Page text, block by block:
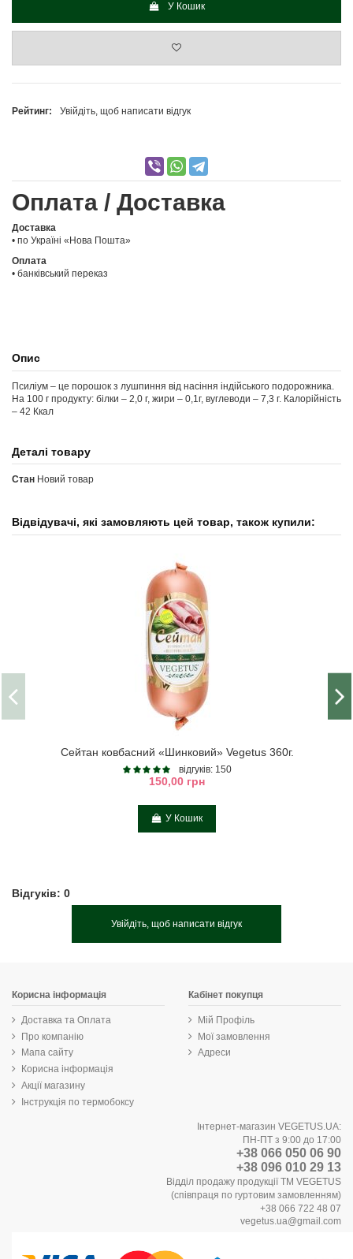
У Кошик
Рейтинг: Увійдіть, щоб написати відгук
Оплата / Доставка
Доставка
• по Україні «Нова Пошта»
Оплата
• банківський переказ
Опис
Псиліум – це порошок з лушпиння від насіння індійського подорожника.
На 100 г продукту: білки – 2,0 г, жири – 0,1г, вуглеводи – 7,3 г. Калорійність
– 42 Ккал
Деталі товару
Стан Новий товар
Відвідувачі, які замовляють цей товар, також купили:
Сейтан ковбасний «Шинковий» Vegetus 360г.
відгуків: 150
150,00 грн
У Кошик
Відгуків: 0
Увійдіть, щоб написати відгук
Корисна інформація
Доставка та Оплата
Про компанію
Мапа сайту
Корисна інформація
Акції магазину
Інструкція по термобоксу
Кабінет покупця
Мій Профіль
Мої замовлення
Адреси
Інтернет-магазин VEGETUS.UA:
ПН-ПТ з 9:00 до 17:00
+38 066 050 06 90
+38 096 010 29 13
Відділ продажу продукції ТМ VEGETUS
(співпраця по гуртовим замовленням)
+38 066 722 48 07
vegetus.ua@gmail.com